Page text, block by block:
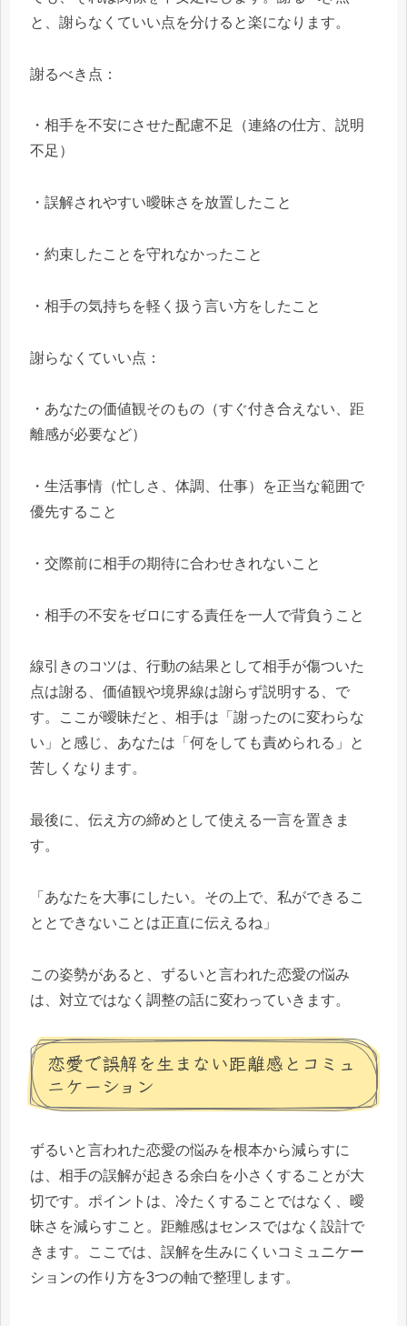
と、謝らなくていい点を分けると楽になります。
謝るべき点：
・相手を不安にさせた配慮不足（連絡の仕方、説明
不足）
・誤解されやすい曖昧さを放置したこと
・約束したことを守れなかったこと
・相手の気持ちを軽く扱う言い方をしたこと
謝らなくていい点：
・あなたの価値観そのもの（すぐ付き合えない、距
離感が必要など）
・生活事情（忙しさ、体調、仕事）を正当な範囲で
優先すること
・交際前に相手の期待に合わせきれないこと
・相手の不安をゼロにする責任を一人で背負うこと
線引きのコツは、行動の結果として相手が傷ついた
点は謝る、価値観や境界線は謝らず説明する、で
す。ここが曖昧だと、相手は「謝ったのに変わらな
い」と感じ、あなたは「何をしても責められる」と
苦しくなります。
最後に、伝え方の締めとして使える一言を置きま
す。
「あなたを大事にしたい。その上で、私ができるこ
ととできないことは正直に伝えるね」
この姿勢があると、ずるいと言われた恋愛の悩み
は、対立ではなく調整の話に変わっていきます。
恋愛で誤解を生まない距離感とコミュ
ニケーション
ずるいと言われた恋愛の悩みを根本から減らすに
は、相手の誤解が起きる余白を小さくすることが大
切です。ポイントは、冷たくすることではなく、曖
昧さを減らすこと。距離感はセンスではなく設計で
きます。ここでは、誤解を生みにくいコミュニケー
ションの作り方を3つの軸で整理します。